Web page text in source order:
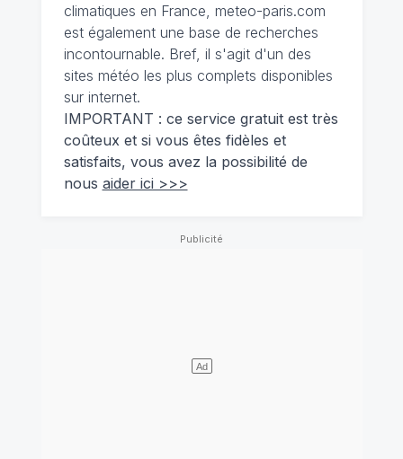
climatiques en France, meteo-paris.com
est également une base de recherches
incontournable. Bref, il s'agit d'un des
sites météo les plus complets disponibles
sur internet.
IMPORTANT : ce service gratuit est très
coûteux et si vous êtes fidèles et
satisfaits, vous avez la possibilité de
nous aider ici >>>